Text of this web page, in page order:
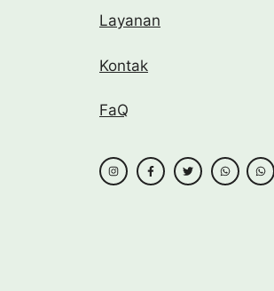
Layanan
Kontak
FaQ